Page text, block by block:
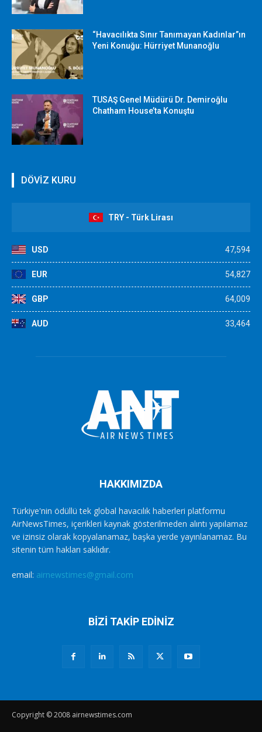
“Havacılıkta Sınır Tanımayan Kadınlar”ın
Yeni Konuğu: Hürriyet Munanoğlu
TUSAŞ Genel Müdürü Dr. Demiroğlu
Chatham House’ta Konuştu
DÖVİZ KURU
TRY - Türk Lirası
USD 47,594
EUR 54,827
GBP 64,009
AUD 33,464
HAKKIMIZDA
Türkiye'nin ödüllü tek global havacılık haberleri platformu
AirNewsTimes, içerikleri kaynak gösterilmeden alıntı yapılamaz
ve izinsiz olarak kopyalanamaz, başka yerde yayınlanamaz. Bu
sitenin tüm hakları saklıdır.
email: airnewstimes@gmail.com
BİZİ TAKİP EDİNİZ
Copyright © 2008 airnewstimes.com